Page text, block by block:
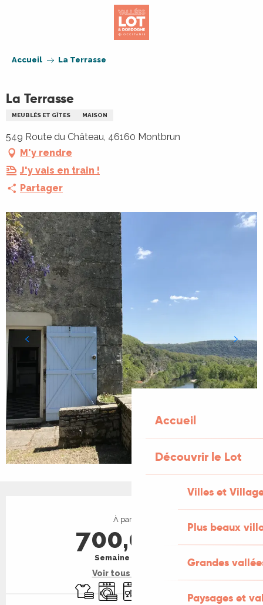
Accueil
Découvrir le Lot
Villes et
Plus beaux
Grandes
Paysages et
Accueil La Terrasse
La Terrasse
MEUBLÉS ET GÎTES MAISON
549 Route du Château, 46160 Montbrun
M'y rendre
J'y vais en train !
Partager
Ouverture et coordonnées
À partir de
700,00 €
Semaine (meublé)
Voir tous les tarifs
Draps et linge
Lave lingeLave vaisselle